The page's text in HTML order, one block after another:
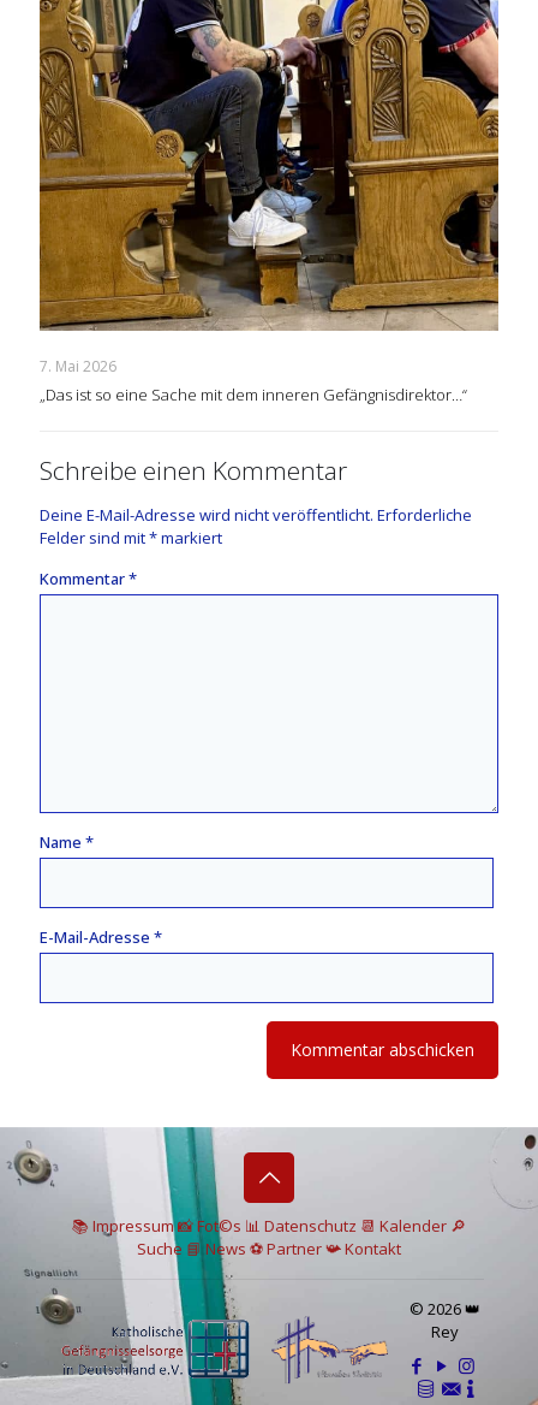
7. Mai 2026
„Das ist so eine Sache mit dem inneren Gefängnisdirektor…“
Schreibe einen Kommentar
Deine E-Mail-Adresse wird nicht veröffentlicht. Erforderliche
Felder sind mit*markiert
Kommentar*
Name *
E-Mail-Adresse *
📚 Impressum📸Fot©s 📊 Datenschutz 📆 Kalender 🔎
Suche 📘 News ⚽Partner📯Kontakt
© 2026 👑
Rey